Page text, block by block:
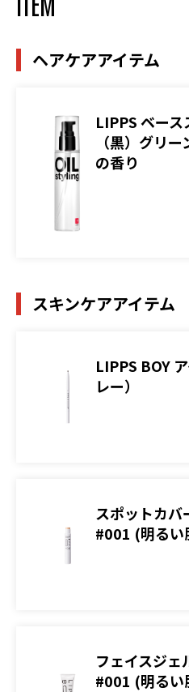
ヘアケアアイテム
LIPPS ベー
（黒）グリ
の香り
スキンケアアイテム
LIPPS BOY
レー）
スポットカバ
#001 (明るい
フェイスジェ
#001 (明るい